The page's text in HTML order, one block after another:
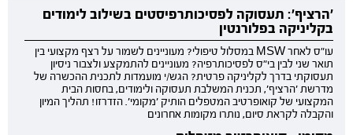
'הרציף': תעסוקה לפסיכותרפיסטים בשילוב לימודים
בקליניקה בפלורנטין
עו"ס לאחר MSW במסלול טיפולי? מעוניינים לשמור על רצף מקצועי בין
תואר שני לבין בי"ס לפסיכותרפיה? מעוניינים להתמקצע ולצבור ניסיון
תעסוקתי בדרך לקליניקה פרטית? הגש/י מועמדות לתכנית ההכשרה של
מדרשת 'הרציף', תכנית המשלבת תעסוקה ולימודים, בחסות הבית
המקצועי של קואופרטיב המטפלים הותיק 'מקומי'. הזדרזו! תהליך המיון
והקבלה לקראת סיום, נותרו מקומות אחרונים